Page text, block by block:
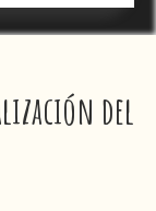
del